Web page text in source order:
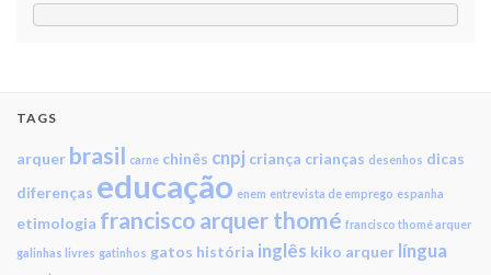
TAGS
arquer brasil carne chinês cnpj criança crianças desenhos dicas
diferenças educação enem entrevista de emprego espanha
etimologia francisco arquer thomé francisco thomé arquer
galinhas livres gatinhos gatos história inglês kiko arquer língua